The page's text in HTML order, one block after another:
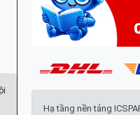
Hạ tầng nền tảng